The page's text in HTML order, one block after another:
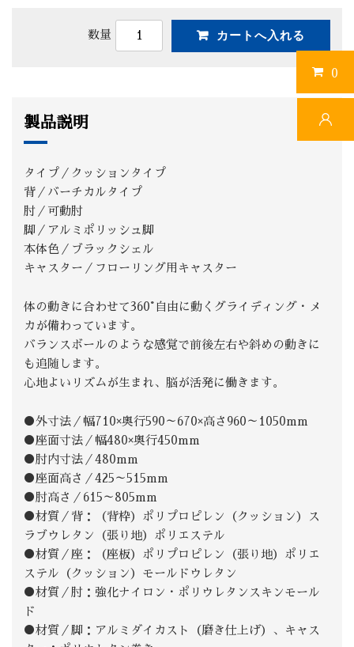
0
数量
製品説明
タイプ／クッションタイプ
背／バーチカルタイプ
肘／可動肘
脚／アルミポリッシュ脚
本体色／ブラックシェル
キャスター／フローリング用キャスター
体の動きに合わせて360°自由に動くグライディング・メ
カが備わっています。
バランスボールのような感覚で前後左右や斜めの動きに
も追随します。
心地よいリズムが生まれ、脳が活発に働きます。
●外寸法／幅710×奥行590～670×高さ960～1050mm
●座面寸法／幅480×奥行450mm
●肘内寸法／480mm
●座面高さ／425～515mm
●肘高さ／615～805mm
●材質／背：（背枠）ポリプロピレン（クッション）ス
ラブウレタン（張り地）ポリエステル
●材質／座：（座板）ポリプロピレン（張り地）ポリエ
ステル（クッション）モールドウレタン
●材質／肘：強化ナイロン・ポリウレタンスキンモール
ド
●材質／脚：アルミダイカスト（磨き仕上げ）、キャス